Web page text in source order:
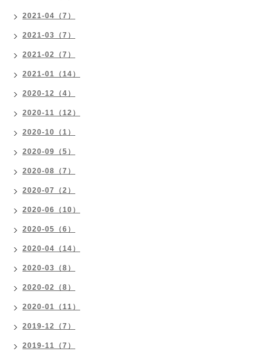
2021-04（7）
2021-03（7）
2021-02（7）
2021-01（14）
2020-12（4）
2020-11（12）
2020-10（1）
2020-09（5）
2020-08（7）
2020-07（2）
2020-06（10）
2020-05（6）
2020-04（14）
2020-03（8）
2020-02（8）
2020-01（11）
2019-12（7）
2019-11（7）